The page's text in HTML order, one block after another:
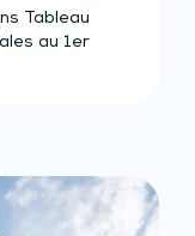
Tableau
au 1er